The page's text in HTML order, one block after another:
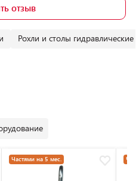
отзыв
Рохли и столы
Частями на 5 мес.